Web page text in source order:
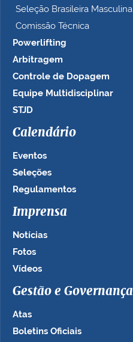
Seleção Brasileira Masculina
Comissão Técnica
Powerlifting
Arbitragem
Controle de Dopagem
Equipe Multidisciplinar
STJD
Calendário
Eventos
Seleções
Regulamentos
Imprensa
Notícias
Fotos
Vídeos
Gestão e Governança
Atas
Boletins Oficiais